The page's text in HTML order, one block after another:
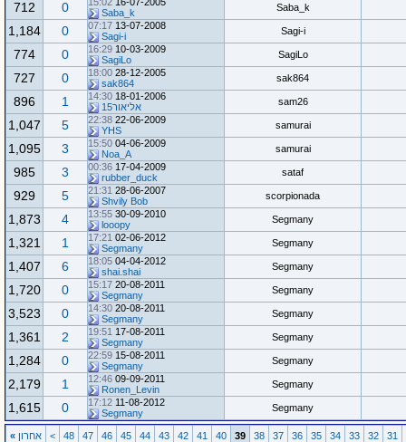
Saba_k
Saba_k
0
712
Sagi-i
13-07-2008
07:17
Sagi-i
0
1,184
SagiLo
10-03-2009
16:29
SagiLo
0
774
sak864
28-12-2005
18:00
sak864
0
727
sam26
18-01-2006
14:30
אליאור15
1
896
samurai
22-06-2009
22:38
YHS
5
1,047
samurai
04-06-2009
15:50
Noa_A
3
1,095
sataf
17-04-2009
00:36
rubber_duck
3
985
scorpionada
28-06-2007
21:31
Shvily Bob
5
929
Segmany
30-09-2010
13:55
looopy
4
1,873
Segmany
02-06-2012
17:21
Segmany
1
1,321
Segmany
04-04-2012
18:05
shai.shai
6
1,407
Segmany
20-08-2011
15:17
Segmany
0
1,720
Segmany
20-08-2011
14:30
Segmany
0
3,523
Segmany
17-08-2011
19:51
Segmany
2
1,361
Segmany
15-08-2011
22:59
Segmany
0
1,284
Segmany
09-09-2011
12:46
Ronen_Levin
1
2,179
Segmany
11-08-2012
17:12
Segmany
0
1,615
31
32
33
34
35
36
37
38
39
40
41
42
43
44
45
46
47
48
> אחרון »